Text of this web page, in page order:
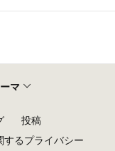
マ
投稿
するプライバシー